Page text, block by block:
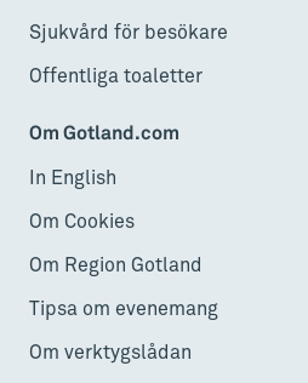
Sjukvård för besökare
Offentliga toaletter
Om Gotland.com
In English
Om Cookies
Om Region Gotland
Tipsa om evenemang
Om verktygslådan